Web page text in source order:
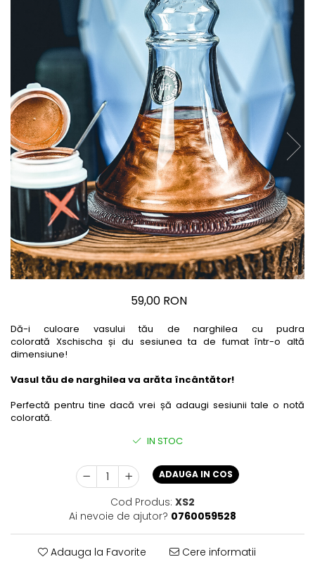
59,00 RON
Dă-i culoare vasului tău de narghilea cu pudra
colorată Xschischa și du sesiunea ta de fumat într-o altă
dimensiune!
Vasul tău de narghilea va arăta încântător!
Perfectă pentru tine dacă vrei șă adaugi sesiunii tale o notă
colorată.
IN STOC
ADAUGA IN COS
Cod Produs: XS2
Ai nevoie de ajutor? 0760059528
Adauga la Favorite Cere informatii